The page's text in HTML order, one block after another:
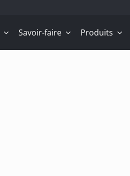
Savoir-faire Produits